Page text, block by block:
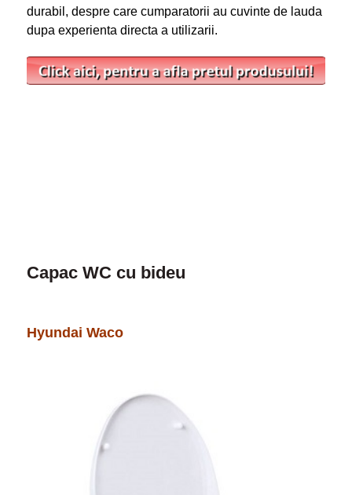
durabil, despre care cumparatorii au cuvinte de lauda
dupa experienta directa a utilizarii.
Capac WC cu bideu
Hyundai Waco